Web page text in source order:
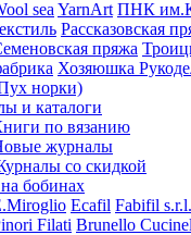
sea YarnArt ПНК
Рассказовская
пряжа
Хозяюшка
норки)
и каталоги
по вязанию
журналы
со скидкой
бобинах
Ecafil Fabifil s.r.l.
Filati Brunello